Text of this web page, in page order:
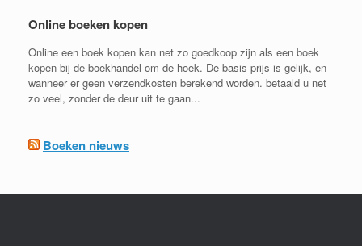
Online boeken kopen
Online een boek kopen kan net zo goedkoop zijn als een boek
kopen bij de boekhandel om de hoek. De basis prijs is gelijk, en
wanneer er geen verzendkosten berekend worden. betaald u net
zo veel, zonder de deur uit te gaan...
Boeken nieuws